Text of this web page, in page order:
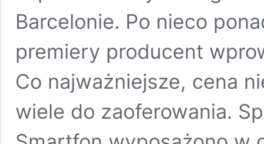
Barcelonie. Po nieco
premiery producent
Co najważniejsze, cena
wiele do zaoferowania.